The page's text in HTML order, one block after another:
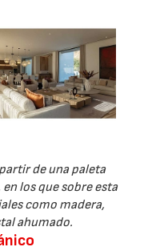
de una paleta
los que sobre esta
como madera,
ahumado.